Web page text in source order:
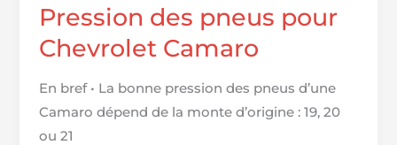
pour
aventure
tout-
terrain
réussie
Pression des pneus pour
Chevrolet Camaro
En bref • La bonne pression des pneus d’une
Camaro dépend de la monte d’origine : 19, 20
ou 21